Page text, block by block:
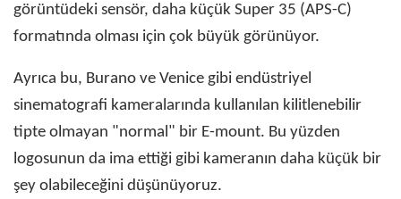
görüntüdeki sensör, daha küçük Super 35 (APS-C)
formatında olması için çok büyük görünüyor.
Ayrıca bu, Burano ve Venice gibi endüstriyel
sinematografi kameralarında kullanılan kilitlenebilir
tipte olmayan "normal" bir E-mount. Bu yüzden
logosunun da ima ettiği gibi kameranın daha küçük bir
şey olabileceğini düşünüyoruz.